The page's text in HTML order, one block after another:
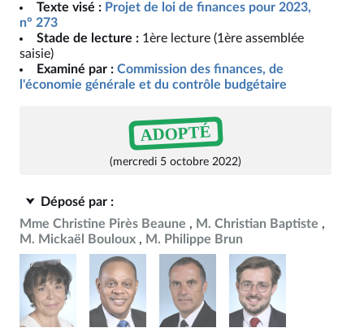
Texte visé : Projet de loi de finances pour 2023,
n° 273
Stade de lecture : 1ère lecture (1ère assemblée
saisie)
Examiné par : Commission des finances, de
l'économie générale et du contrôle budgétaire
ADOPTÉ
(mercredi 5 octobre 2022)
Déposé par :
Mme Christine Pirès Beaune
M. Christian Baptiste
M. Mickaël Bouloux
M. Philippe Brun